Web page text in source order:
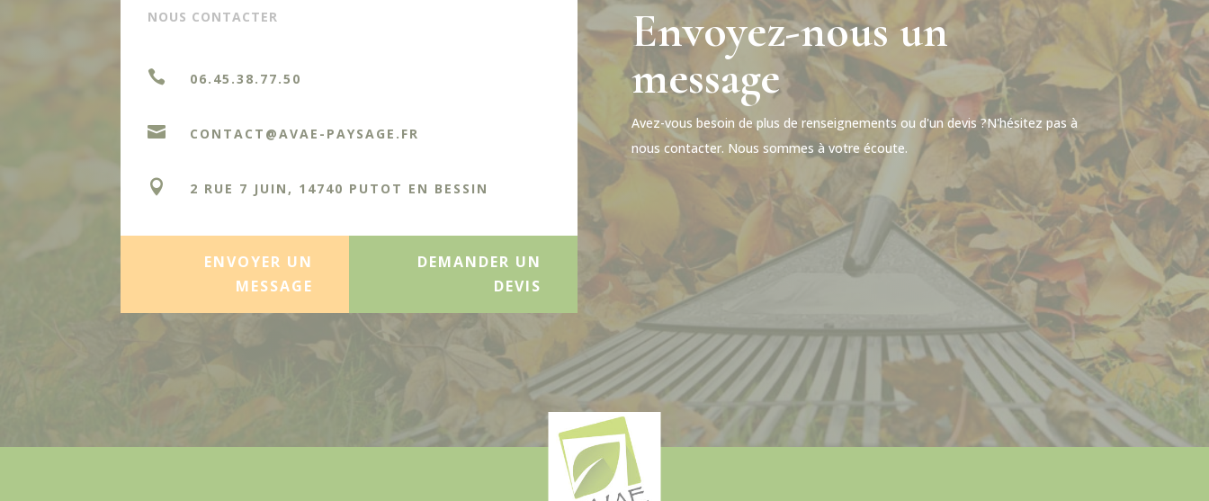
NOUS CONTACTER
 06.45.38.77.50
 CONTACT@AVAE-PAYSAGE.FR
 2 RUE 7 JUIN, 14740 PUTOT EN BESSIN
ENVOYER UN
MESSAGE
DEMANDER UN
DEVIS
Envoyez-nous un
message
Avez-vous besoin de plus de renseignements ou d'un devis ?N'hésitez pas à
nous contacter. Nous sommes à votre écoute.